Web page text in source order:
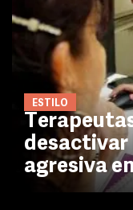
ESTILO
desactivar
agresiva